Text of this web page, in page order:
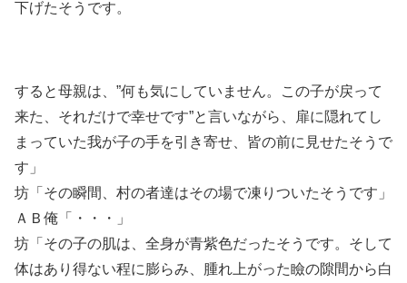
下げたそうです。
すると母親は、”何も気にしていません。この子が戻って
来た、それだけで幸せです”と言いながら、扉に隠れてし
まっていた我が子の手を引き寄せ、皆の前に見せたそうで
す」
坊「その瞬間、村の者達はその場で凍りついたそうです」
ＡＢ俺「・・・」
坊「その子の肌は、全身が青紫色だったそうです。そして
体はあり得ない程に膨らみ、腫れ上がった瞼の隙間から白